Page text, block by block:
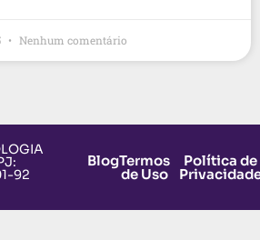
Nenhum comentário
92
Política de
Termos
de Uso
Blog